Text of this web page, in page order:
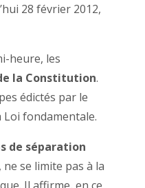
28 février 2012,
heure, les
la Constitution.
édictés par le
fondamentale.
de séparation
ne se limite pas à la
Il affirme, en ce